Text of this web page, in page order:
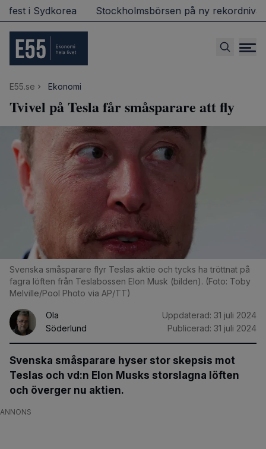
i Sydkorea Stockholmsbörsen på ny rekordnivå
E55.se Ekonomi
Tvivel på Tesla får småsparare att fly
Svenska småsparare flyr Teslas aktie och tycks ha tröttnat på
fagra löften från Teslabossen Elon Musk (bilden). (Foto: Toby
Melville/Pool Photo via AP/TT)
Ola
Söderlund
Uppdaterad: 31 juli 2024
Publicerad: 31 juli 2024
Svenska småsparare hyser stor skepsis mot
Teslas och vd:n Elon Musks storslagna löften
och överger nu aktien.
ANNONS